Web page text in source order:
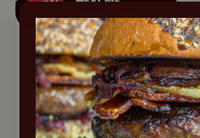
Quiche | Blauwe kaas
peer walnoot